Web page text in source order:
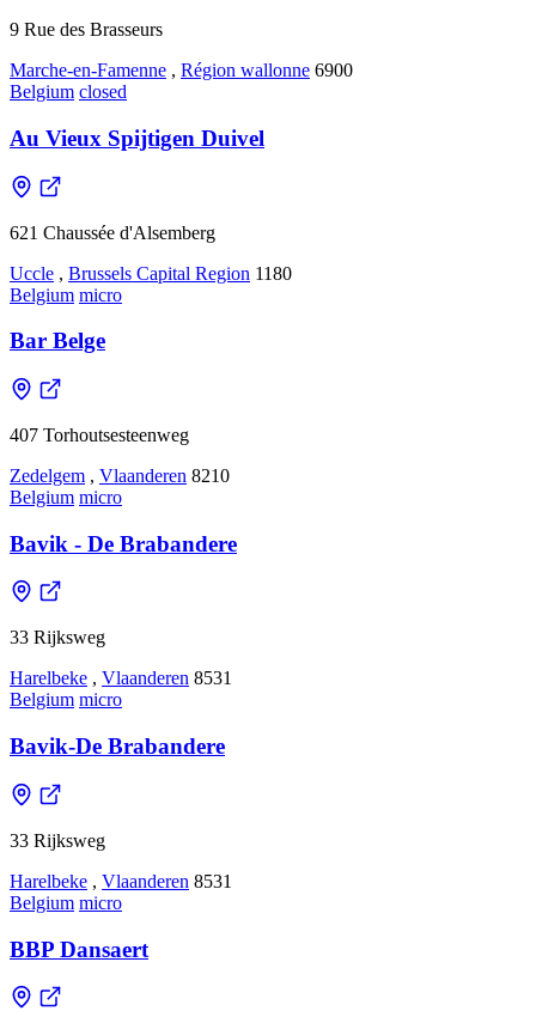
9 Rue des Brasseurs
Marche-en-Famenne , Région wallonne 6900
Belgium closed
Au Vieux Spijtigen Duivel
621 Chaussée d'Alsemberg
Uccle , Brussels Capital Region 1180
Belgium micro
Bar Belge
407 Torhoutsesteenweg
Zedelgem , Vlaanderen 8210
Belgium micro
Bavik - De Brabandere
33 Rijksweg
Harelbeke , Vlaanderen 8531
Belgium micro
Bavik-De Brabandere
33 Rijksweg
Harelbeke , Vlaanderen 8531
Belgium micro
BBP Dansaert